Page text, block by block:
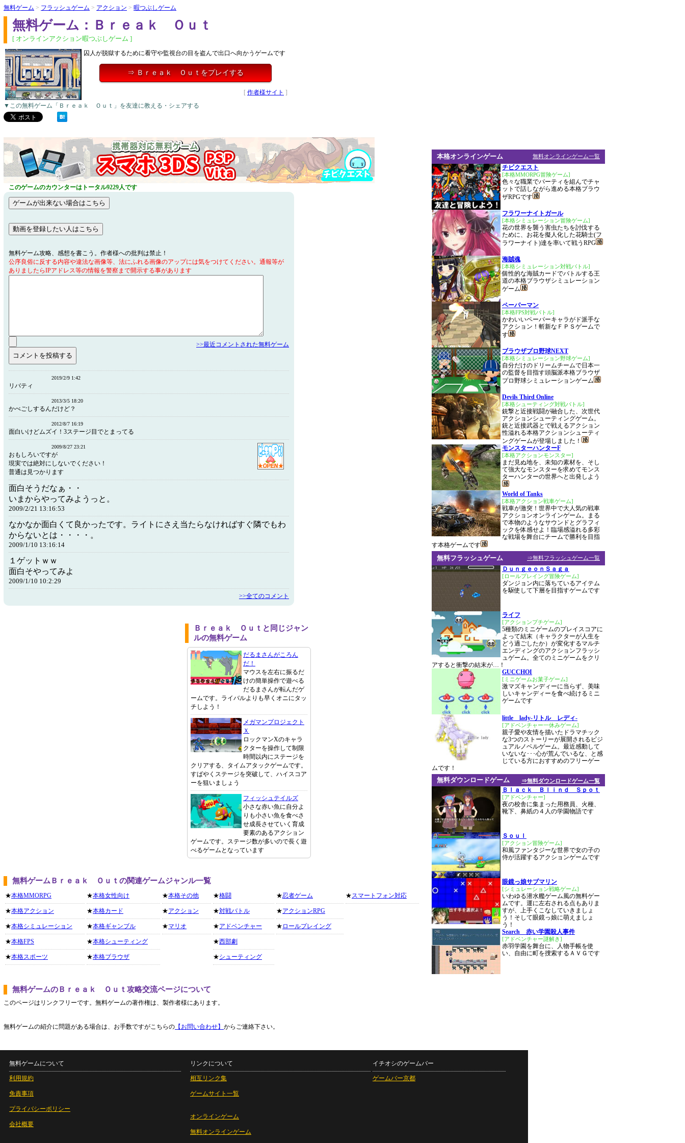
無料ゲーム > フラッシュゲーム > アクション > 暇つぶしゲーム
無料ゲーム：Ｂｒｅａｋ Ｏｕｔ
[ オンラインアクション暇つぶしゲーム ]
囚人が脱獄するために看守や監視台の目を盗んで出口へ向かうゲームです
⇒ Ｂｒｅａｋ Ｏｕｔをプレイする
[ 作者様サイト ]
▼この無料ゲーム「Ｂｒｅａｋ Ｏｕｔ」を友達に教える・シェアする
このゲームのカウンターはトータル9229人です
無料ゲーム攻略、感想を書こう。作者様への批判は禁止！
公序良俗に反する内容や違法な画像等、法にふれる画像のアップには気をつけてください。通報等が
ありましたらIPアドレス等の情報を警察まで開示する事があります
>>最近コメントされた無料ゲーム
2019/2/9 1:42
リバティ
2013/3/5 18:20
かべごしするんだけど？
2012/8/7 16:19
面白いけどムズイ！3ステージ目でとまってる
2009/8/27 23:21
おもしろいですが
現実では絶対にしないでください！
普通は見つかります
面白そうだなぁ・・
いまからやってみようっと。
2009/2/21 13:16:53
なかなか面白くて良かったです。ライトにさえ当たらなければすぐ隣でもわ
からないとは・・・・。
2009/1/10 13:16:14
１ゲットｗｗ
面白そやってみよ
2009/1/10 10:2:29
>>全てのコメント
Ｂｒｅａｋ Ｏｕｔと同じジャン
ルの無料ゲーム
だるまさんがころん
だ！
マウスを左右に振るだ
けの簡単操作で遊べる
だるまさんが転んだゲ
ームです。ライバルよりも早くオニにタッ
チしよう！
メガマンプロジェクト
Ｘ
ロックマンXのキャラ
クターを操作して制限
時間以内にステージを
クリアする、タイムアタックゲームです。
すばやくステージを突破して、ハイスコア
ーを狙いましょう
フィッシュテイルズ
小さな赤い魚に自分よ
りも小さい魚を食べさ
せ成長させていく育成
要素のあるアクション
ゲームです。ステージ数が多いので長く遊
べるゲームとなっています
無料ゲームＢｒｅａｋ Ｏｕｔの関連ゲームジャンル一覧
★本格MMORPG
★本格アクション
★本格シミュレーション
★本格FPS
★本格スポーツ
★本格女性向け
★本格カード
★本格ギャンブル
★本格シューティング
★本格ブラウザ
★本格その他
★アクション
★マリオ
★格闘
★対戦バトル
★アドベンチャー
★西部劇
★シューティング
★忍者ゲーム
★アクションRPG
★ ロールプレイング
★スマートフォン対応
無料ゲームのＢｒｅａｋ Ｏｕｔ攻略交流ページについて
このページはリンクフリーです。無料ゲームの著作権は、製作者様にあります。
無料ゲームの紹介に問題がある場合は、お手数ですがこちらの 【お問い合わせ】 からご連絡下さい。
無料オンラインゲーム一覧
本格オンラインゲーム
チビクエスト
[本格MMORPG冒険ゲーム]
色々な職業でパーティを組んでチャ
ットで話しながら進める本格ブラウ
ザRPGです
フラワーナイトガール
[本格シミュレーション冒険ゲーム]
花の世界を襲う害虫たちを討伐する
ために、お花を擬人化した花騎士(フ
ラワーナイト)達を率いて戦うRPG
海賊魂
[本格シミュレーション対戦バトル]
個性的な海賊カードでバトルする王
道の本格ブラウザシミュレーション
ゲーム
ペーパーマン
[本格FPS対戦バトル]
かわいいペーパーキャラがド派手な
アクション！斬新なＦＰＳゲームで
す
ブラウザプロ野球NEXT
[本格シミュレーション野球ゲーム]
自分だけのドリームチームで日本一
の監督を目指す頭脳派本格ブラウザ
プロ野球シミュレーションゲーム
Devils Third Online
[本格シューティング対戦バトル]
銃撃と近接戦闘が融合した、次世代
アクションシューティングゲーム。
銃と近接武器とで戦えるアクション
性溢れる本格アクションシューティ
ングゲームが登場しました！
モンスターハンターF
[本格アクションモンスター]
まだ見ぬ地を、未知の素材を、そし
て強大なモンスターを求めてモンス
ターハンターの世界へと出発しよう
World of Tanks
[本格アクション戦車ゲーム]
戦車が激突！世界中で大人気の戦車
アクションオンラインゲーム。まる
で本物のようなサウンドとグラフィ
ックを体感せよ！臨場感溢れる多彩
な戦場を舞台にチームで勝利を目指
す本格ゲームです
⇒無料フラッシュゲーム一覧
無料フラッシュゲーム
ＤｕｎｇｅｏｎＳａｇａ
[ロールプレイング冒険ゲーム]
ダンジョン内に落ちているアイテム
を駆使して下層を目指すゲームです
ライフ
[アクションプチゲーム]
5種類のミニゲームのプレイスコアに
よって結末（キャラクターが人生を
どう過ごしたか）が変化するマルチ
エンディングのアクションフラッシ
ュゲーム。全てのミニゲームをクリ
アすると衝撃の結末が…！
GUCCHOI
[ミニゲームお菓子ゲーム]
激マズキャンディーに当らず、美味
しいキャンディーを食べ続けるミニ
ゲームです
little lady-リトル レディ-
[アドベンチャー一休みゲーム]
親子愛や友情を描いたドラマチック
な3つのストーリーが展開されるビジ
ュアルノベルゲーム。最近感動して
いないな･･･心が荒んでいるな、と感
じている方におすすめのフリーゲー
ムです！
⇒無料ダウンロードゲーム一覧
無料ダウンロードゲーム
Ｂｌａｃｋ Ｂｌｉｎｄ Ｓｐｏｔ
[アドベンチャー]
夜の校舎に集まった用務員、火種、
靴下、鼻紙の４人の学園物語です
Ｓｏｕｌ
[アクション冒険ゲーム]
和風ファンタジーな世界で女の子の
侍が活躍するアクションゲームです
眼鏡っ娘サブマリン
[シミュレーション戦略ゲーム]
いわゆる潜水艦ゲーム風の無料ゲー
ムです。運に左右される点もありま
すが、上手くこなしていきましょ
う！そして眼鏡っ娘に萌えましょ
う！
Search 赤い学園殺人事件
[アドベンチャー謎解き]
赤羽学園を舞台に、人物手帳を使
い、自由に町を捜索するＡＶＧです
無料ゲームについて
利用規約
免責事項
プライバシーポリシー
会社概要
リンクについて
相互リンク集
ゲームサイト一覧
オンラインゲーム
無料オンラインゲーム
イチオシのゲームバー
ゲームバー京都